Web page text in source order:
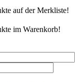
auf der Merkliste!
im Warenkorb!